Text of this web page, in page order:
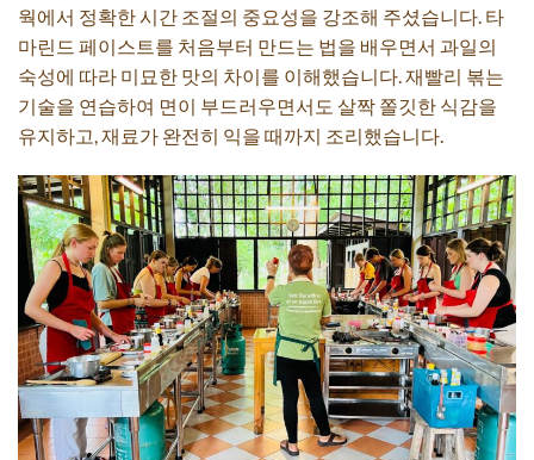
웍에서 정확한 시간 조절의 중요성을 강조해 주셨습니다. 타
마린드 페이스트를 처음부터 만드는 법을 배우면서 과일의
숙성에 따라 미묘한 맛의 차이를 이해했습니다. 재빨리 볶는
기술을 연습하여 면이 부드러우면서도 살짝 쫄깃한 식감을
유지하고, 재료가 완전히 익을 때까지 조리했습니다.